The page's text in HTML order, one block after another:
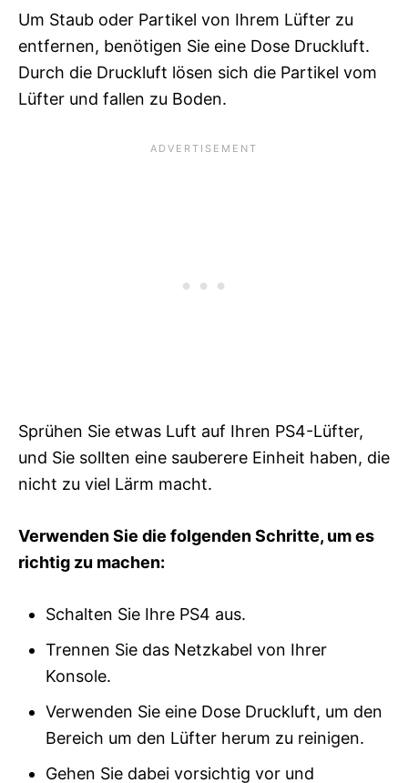
Um Staub oder Partikel von Ihrem Lüfter zu
entfernen, benötigen Sie eine Dose Druckluft.
Durch die Druckluft lösen sich die Partikel vom
Lüfter und fallen zu Boden.
Sprühen Sie etwas Luft auf Ihren PS4-Lüfter,
und Sie sollten eine sauberere Einheit haben, die
nicht zu viel Lärm macht.
Verwenden Sie die folgenden Schritte, um es
richtig zu machen:
Schalten Sie Ihre PS4 aus.
Trennen Sie das Netzkabel von Ihrer
Konsole.
Verwenden Sie eine Dose Druckluft, um den
Bereich um den Lüfter herum zu reinigen.
Gehen Sie dabei vorsichtig vor und